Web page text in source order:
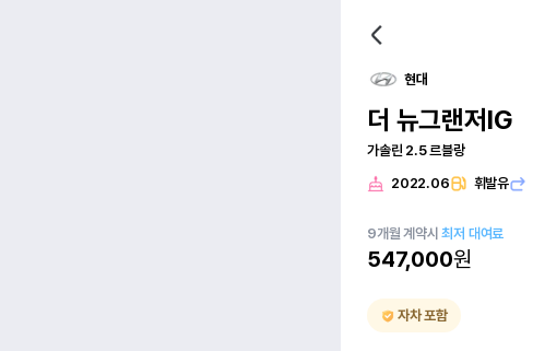
현대
더 뉴그랜저IG
가솔린 2.5 르블랑
2022.06 휘발유
9개월 계약시최저 대여료
547,000원
자차 포함